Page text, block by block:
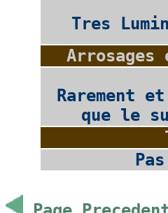
Tres
Arrosages
Rarement
que le